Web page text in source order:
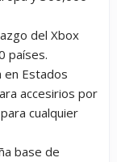
del Xbox
países.
en Estados
accesirios por
cualquier
base de